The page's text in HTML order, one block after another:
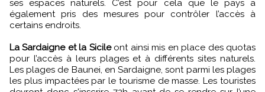
ses espaces naturels. C’est pour cela que le pays a
également pris des mesures pour contrôler l’accès à
certains endroits.
La Sardaigne et la Sicileont ainsi mis en place des quotas
pour l’accès à leurs plages et à différents sites naturels.
Les plages de Baunei, en Sardaigne, sont parmi les plages
les plus impactées par le tourisme de masse. Les touristes